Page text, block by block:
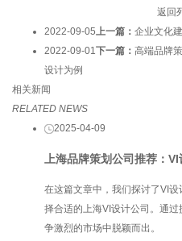
返回
2022-09-05上一篇： 企业文化
2022-09-01下一篇： 高端品牌
设计为例
相关新闻
RELATED NEWS
2025-04-09
上海品牌策划公司推荐：
在这篇文章中，我们探讨了VI
择合适的上海VI设计公司。通
争激烈的市场中脱颖而出。